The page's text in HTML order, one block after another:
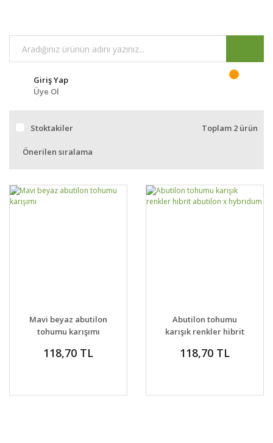
Giriş Yap
Üye Ol
Stoktakiler Toplam 2 ürün
Mavi beyaz abutilon
tohumu karışımı
118,70 TL
Abutilon tohumu
karışık renkler hibrit
118,70 TL